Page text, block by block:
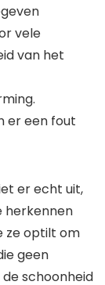
vele
van het
er een fout
er echt uit,
herkennen
ze optilt om
geen
schoonheid